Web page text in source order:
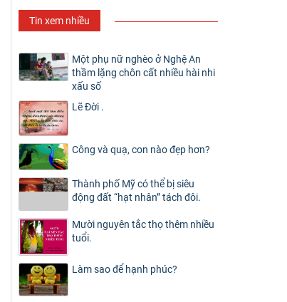
Tin xem nhiều
Một phụ nữ nghèo ở Nghệ An
thầm lặng chôn cất nhiều hài nhi
xấu số
Lẽ Đời .
Công và quạ, con nào đẹp hơn?
Thành phố Mỹ có thể bị siêu
động đất “hạt nhân” tách đôi.
Mười nguyên tắc thọ thêm nhiều
tuổi.
Làm sao để hạnh phúc?